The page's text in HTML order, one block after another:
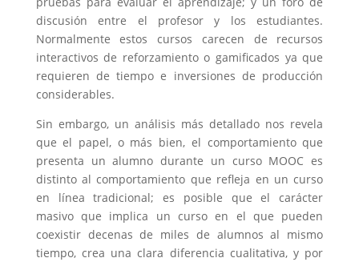
discusión entre el profesor y los estudiantes.
Normalmente estos cursos carecen de recursos
interactivos de reforzamiento o gamificados ya que
requieren de tiempo e inversiones de producción
considerables.
Sin embargo, un análisis más detallado nos revela
que el papel, o más bien, el comportamiento que
presenta un alumno durante un curso MOOC es
distinto al comportamiento que refleja en un curso
en línea tradicional; es posible que el carácter
masivo que implica un curso en el que pueden
coexistir decenas de miles de alumnos al mismo
tiempo, crea una clara diferencia cualitativa, y por